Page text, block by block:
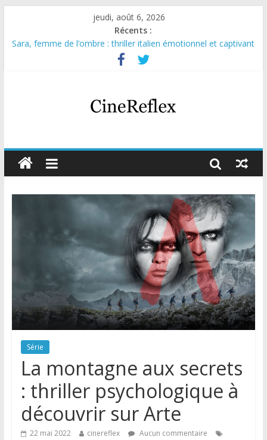
jeudi, août 6, 2026
Récents :
Sara, femme de l’ombre : thriller italien émotionnel et captivant
Journal d’une fille larguée : nouvelle série suédoise sur Netflix
Aema : mini-série sur le tournage d’un film érotique devenu
Glass Heart : excellente série musicale avec Takeru Satō
Olympo, saison 1 : nouvelle série qui séduira les fans de
Série
La montagne aux secrets
: thriller psychologique à
découvrir sur Arte
22 mai 2022 cinereflex
Aucun commentaire